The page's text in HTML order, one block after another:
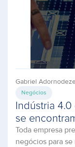
Gabriel Adorno
Negócios
Indústria
se
Toda empresa
negócios para